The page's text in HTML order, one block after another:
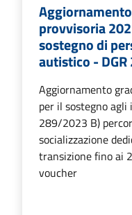
provvisoria
sostegno di
autistico -
Aggiornamento
per il sostegno
289/2023 B)
socializzazione
transizione fino ai
voucher